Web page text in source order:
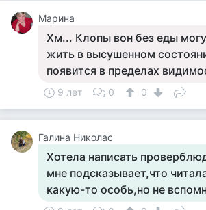
Марина
Хм... Клопы вон без еды
жить в высушенном
появится в пределах
9 лет 0 0
Галина Николас
Хотела написать
мне подсказывает,что
какую-то особь,но не